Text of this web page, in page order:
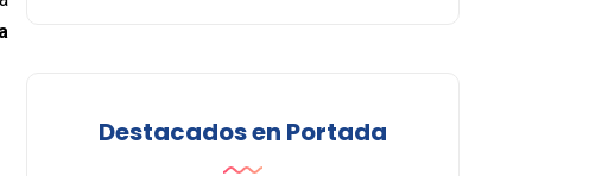
Destacados en Portada